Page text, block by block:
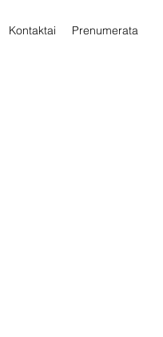
Kontaktai Prenumerata